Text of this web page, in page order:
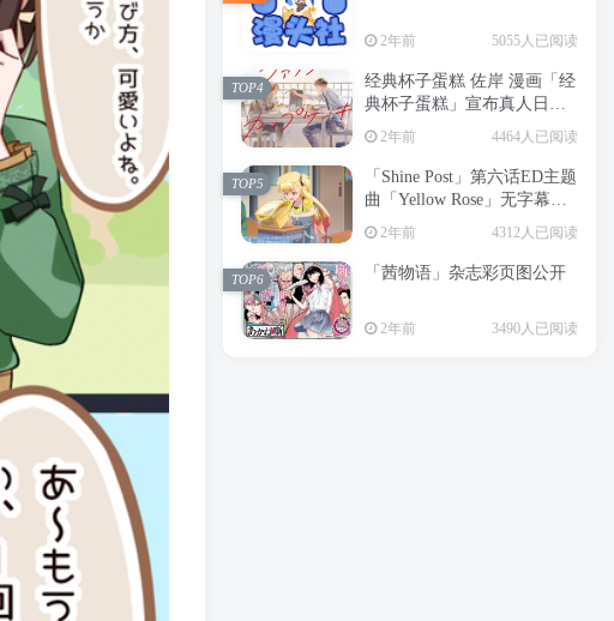
2年前 5055人已阅读
经典杯子蛋糕 佐岸 漫画「经
典杯子蛋糕」宣布真人日剧
化
2年前 4464人已阅读
TOP4
「Shine Post」第六话ED主题
曲「Yellow Rose」无字幕MV
公开
2年前 4312人已阅读
TOP5
「茜物语」杂志彩页图公开
2年前 3490人已阅读
TOP6
8697人已阅读
overlord卢贝多的龙王谁厉害
「Overlord」露普斯蕾琪娜·贝塔手办开...
申鹤原神wiki 申鹤诞辰祭
2年前 6199人已阅读
TOP2
APP下载
2年前 5055人已阅读
TOP3
经典杯子蛋糕 佐岸 漫画「经
典杯子蛋糕」宣布真人日剧
TOP4